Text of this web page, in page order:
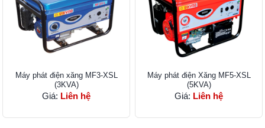
Máy phát điện xăng MF3-XSL
(3KVA)
Giá: Liên hệ
Máy phát điện Xăng MF5-XSL
(5KVA)
Giá: Liên hệ